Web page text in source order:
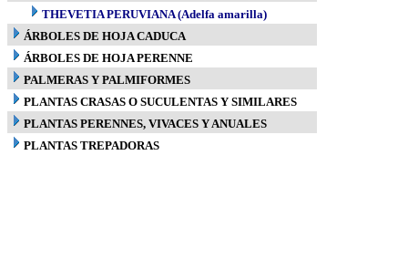
THEVETIA PERUVIANA (Adelfa amarilla)
ÁRBOLES DE HOJA CADUCA
ÁRBOLES DE HOJA PERENNE
PALMERAS Y PALMIFORMES
PLANTAS CRASAS O SUCULENTAS Y SIMILARES
PLANTAS PERENNES, VIVACES Y ANUALES
PLANTAS TREPADORAS